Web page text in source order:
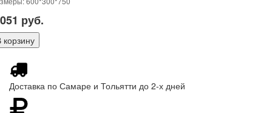
руб.
Доставка по Самаре и Тольятти до 2-х дней